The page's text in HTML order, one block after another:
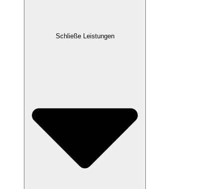
Schließe Leistungen